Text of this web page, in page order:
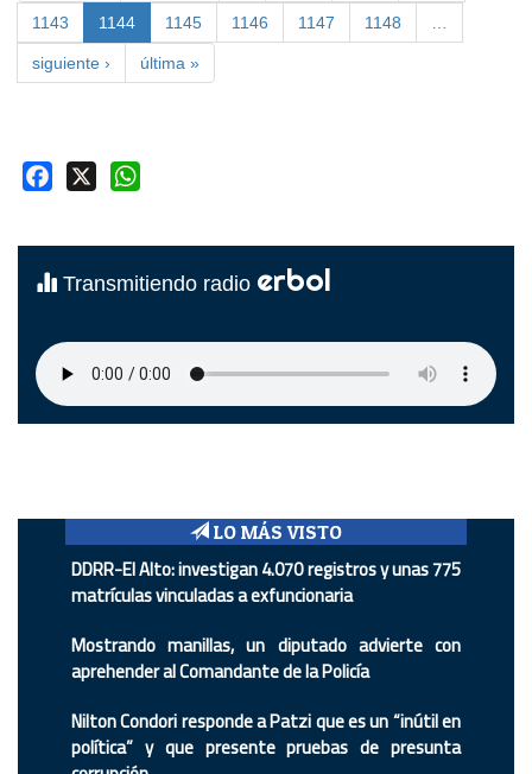
1143 1144 1145 1146 1147 1148
siguiente › última »
Facebook
Transmitiendo radio erbol
LO MÁS VISTO
DDRR-El Alto: investigan 4.070 registros y unas 775
matrículas vinculadas a exfuncionaria
Mostrando manillas, un diputado advierte con
aprehender al Comandante de la Policía
Nilton Condori responde a Patzi que es un “inútil en
política” y que presente pruebas de presunta